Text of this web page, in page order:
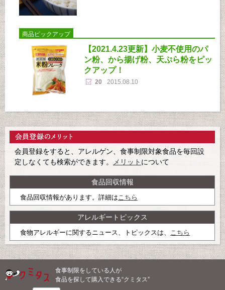
商品ピックアップ
【2021.4.23更新】小麦不使用のパ
ン粉、から揚げ粉、天ぷら粉をピッ
クアップ！
20 2015.08.10
会員登録をすると、アレルゲン、食事制限対象食品を毎回設
定しなくても検索ができます。
メリット について
食品回収情報
食品回収情報があります。詳細はこちら
アレルギートピックス
食物アレルギーに関するニュース、トピックスは、 こちら
食事制限をしている人が
食品を探して購入できる“クミタス”